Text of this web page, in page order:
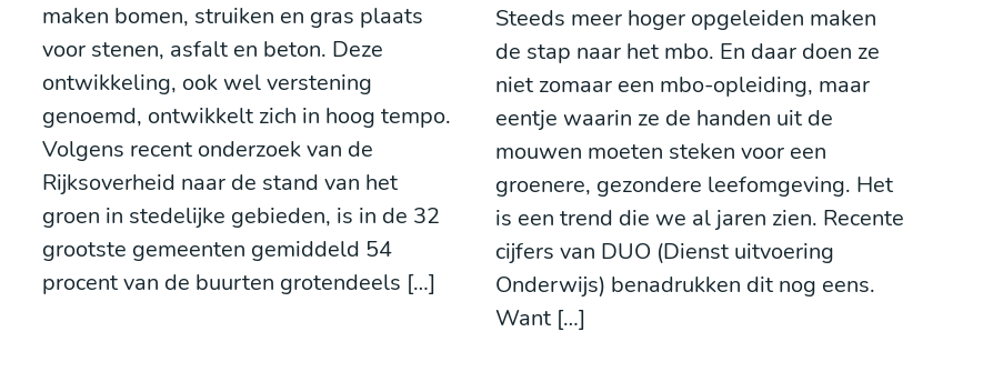
maken bomen, struiken en gras plaats
voor stenen, asfalt en beton. Deze
ontwikkeling, ook wel verstening
genoemd, ontwikkelt zich in hoog tempo.
Volgens recent onderzoek van de
Rijksoverheid naar de stand van het
groen in stedelijke gebieden, is in de 32
grootste gemeenten gemiddeld 54
procent van de buurten grotendeels […]
Steeds meer hoger opgeleiden maken
de stap naar het mbo. En daar doen ze
niet zomaar een mbo-opleiding, maar
eentje waarin ze de handen uit de
mouwen moeten steken voor een
groenere, gezondere leefomgeving. Het
is een trend die we al jaren zien. Recente
cijfers van DUO (Dienst uitvoering
Onderwijs) benadrukken dit nog eens.
Want […]